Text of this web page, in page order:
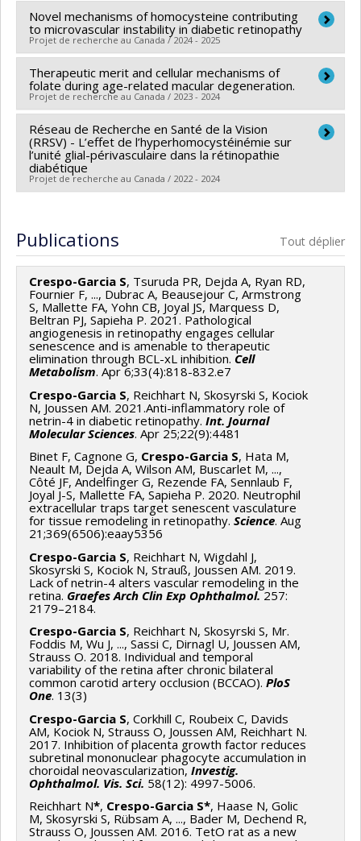
Programmes de subvention :
PVXX7979-Subvention
pour projet de recherche et de développement
Chercheur principal : Sergio Crespo-Garcia
Sources de financement :FCI/Fondation canadienne
pour l'innovation
Programmes de subvention :PVXXXXXX-Fonds des
leaders
Novel mechanisms of homocysteine contributing
to microvascular instability in diabetic retinopathy
Projet de recherche au Canada / 2024 - 2025
Chercheur principal : Sergio Crespo-Garcia
Sources de financement :Diabète Québec
Programmes de subvention :
Therapeutic merit and cellular mechanisms of
folate during age-related macular degeneration.
Projet de recherche au Canada / 2023 - 2024
Chercheur principal : Sergio Crespo-Garcia
Sources de financement :Banting Research
Foundation (The)
Programmes de subvention :
Réseau de Recherche en Santé de la Vision
(RRSV) - L’effet de l’hyperhomocystéinémie sur
l’unité glial-périvasculaire dans la rétinopathie
diabétique
Projet de recherche au Canada / 2022 - 2024
Sources de financement :
FRQS/Fonds de recherche
du Québec - Santé (FRSQ)
Programmes de subvention :
PVXXXXXX-Réseaux
thématiques de recherche
Publications Tout déplier
Crespo-Garcia S, Tsuruda PR, Dejda A, Ryan RD,
Fournier F, ..., Dubrac A, Beausejour C, Armstrong
S, Mallette FA, Yohn CB, Joyal JS, Marquess D,
Beltran PJ, Sapieha P. 2021. Pathological
angiogenesis in retinopathy engages cellular
senescence and is amenable to therapeutic
elimination through BCL-xL inhibition. Cell
Metabolism. Apr 6;33(4):818-832.e7
Crespo-Garcia S, Reichhart N, Skosyrski S, Kociok
N, Joussen AM. 2021.Anti-inflammatory role of
netrin-4 in diabetic retinopathy. Int. Journal
Molecular Sciences. Apr 25;22(9):4481
Binet F, Cagnone G, Crespo-Garcia S, Hata M,
Neault M, Dejda A, Wilson AM, Buscarlet M, ...,
Côté JF, Andelfinger G, Rezende FA, Sennlaub F,
Joyal J-S, Mallette FA, Sapieha P. 2020. Neutrophil
extracellular traps target senescent vasculature
for tissue remodeling in retinopathy. Science. Aug
21;369(6506):eaay5356
Crespo-Garcia S, Reichhart N, Wigdahl J,
Skosyrski S, Kociok N, Strauß, Joussen AM. 2019.
Lack of netrin-4 alters vascular remodeling in the
retina. Graefes Arch Clin Exp Ophthalmol.257:
2179–2184.
Crespo-Garcia S, Reichhart N, Skosyrski S, Mr.
Foddis M, Wu J, ..., Sassi C, Dirnagl U, Joussen AM,
Strauss O. 2018. Individual and temporal
variability of the retina after chronic bilateral
common carotid artery occlusion (BCCAO). PloS
One. 13(3)
Crespo-Garcia S, Corkhill C, Roubeix C, Davids
AM, Kociok N, Strauss O, Joussen AM, Reichhart N.
2017. Inhibition of placenta growth factor reduces
subretinal mononuclear phagocyte accumulation in
choroidal neovascularization, Investig.
Ophthalmol. Vis. Sci. 58(12): 4997-5006.
Reichhart N*, Crespo-Garcia S*, Haase N, Golic
M, Skosyrski S, Rübsam A, ..., Bader M, Dechend R,
Strauss O, Joussen AM. 2016. TetO rat as a new